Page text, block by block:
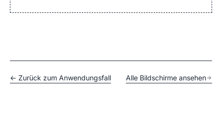
← Zurück zum Anwendungsfall Alle Bildschirme ansehen